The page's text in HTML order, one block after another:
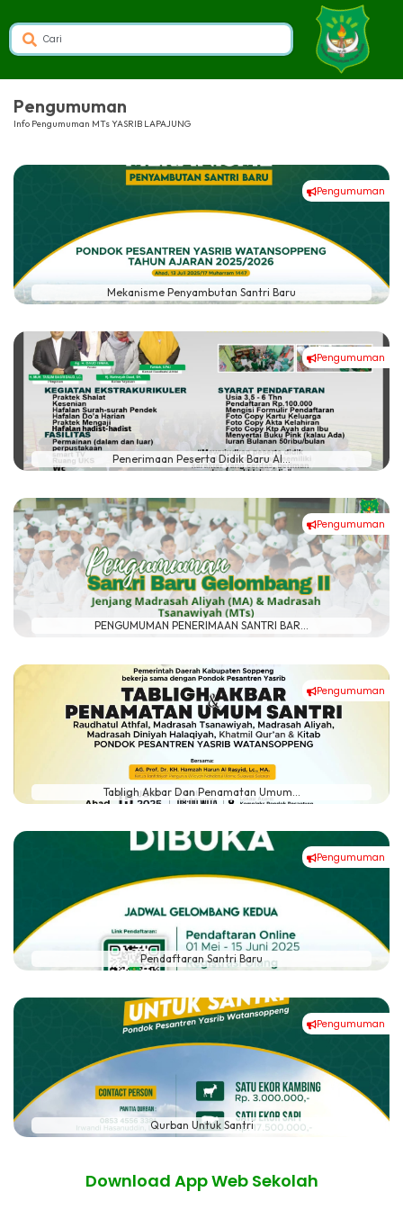
Pengumuman
Info Pengumuman MTs YASRIB LAPAJUNG
Pengumuman
Mekanisme Penyambutan Santri Baru
Pengumuman
Penerimaan Peserta Didik Baru Al...
Pengumuman
#
PENGUMUMAN PENERIMAAN SANTRI BAR...
Pengumuman
#
Tabligh Akbar Dan Penamatan Umum...
Pengumuman
Pendaftaran Santri Baru
Pengumuman
Qurban Untuk Santri
Download App Web Sekolah